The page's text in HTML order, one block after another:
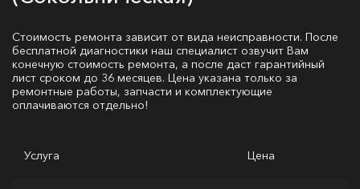
Стоимость ремонта зависит от вида неисправности. После
бесплатной диагностики наш специалист озвучит Вам
конечную стоимость ремонта, а после даст гарантийный
лист сроком до 36 месяцев. Цена указана только за
ремонтные работы, запчасти и комплектующие
оплачиваются отдельно!
Услуга Цена